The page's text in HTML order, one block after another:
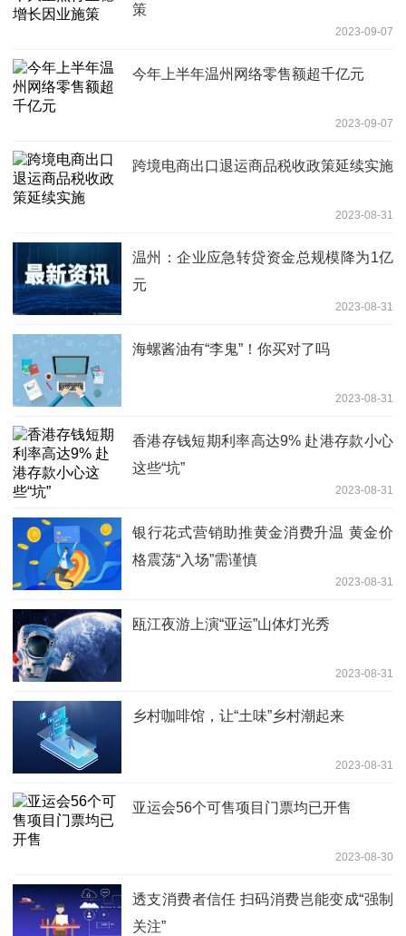
策
2023-09-07
今年上半年温州网络零售额超千亿元
2023-09-07
跨境电商出口退运商品税收政策延续实施
2023-08-31
温州：企业应急转贷资金总规模降为1亿
元
2023-08-31
海螺酱油有“李鬼”！你买对了吗
2023-08-31
香港存钱短期利率高达9% 赴港存款小心
这些“坑”
2023-08-31
银行花式营销助推黄金消费升温 黄金价
格震荡“入场”需谨慎
2023-08-31
瓯江夜游上演“亚运”山体灯光秀
2023-08-31
乡村咖啡馆，让“土味”乡村潮起来
2023-08-31
亚运会56个可售项目门票均已开售
2023-08-30
透支消费者信任 扫码消费岂能变成“强制
关注”